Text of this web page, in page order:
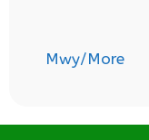
Mwy/More